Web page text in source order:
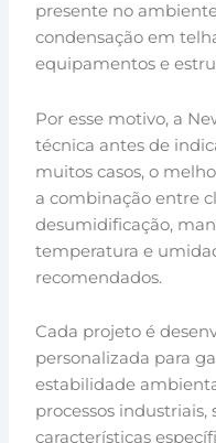
presente no
condensação em
equipamentos e
Por esse motivo, a
técnica antes de
muitos casos, o
a combinação entre
desumidificação,
temperatura e
recomendados.
Cada projeto é
personalizada para
estabilidade
processos
características